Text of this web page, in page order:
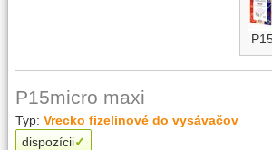
P15micro maxi
Typ: Vrecko fizelinové do vysávačov
dispozícii